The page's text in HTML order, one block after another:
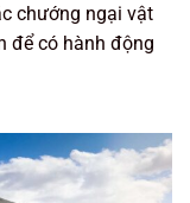
chướng ngại vật
để có hành động